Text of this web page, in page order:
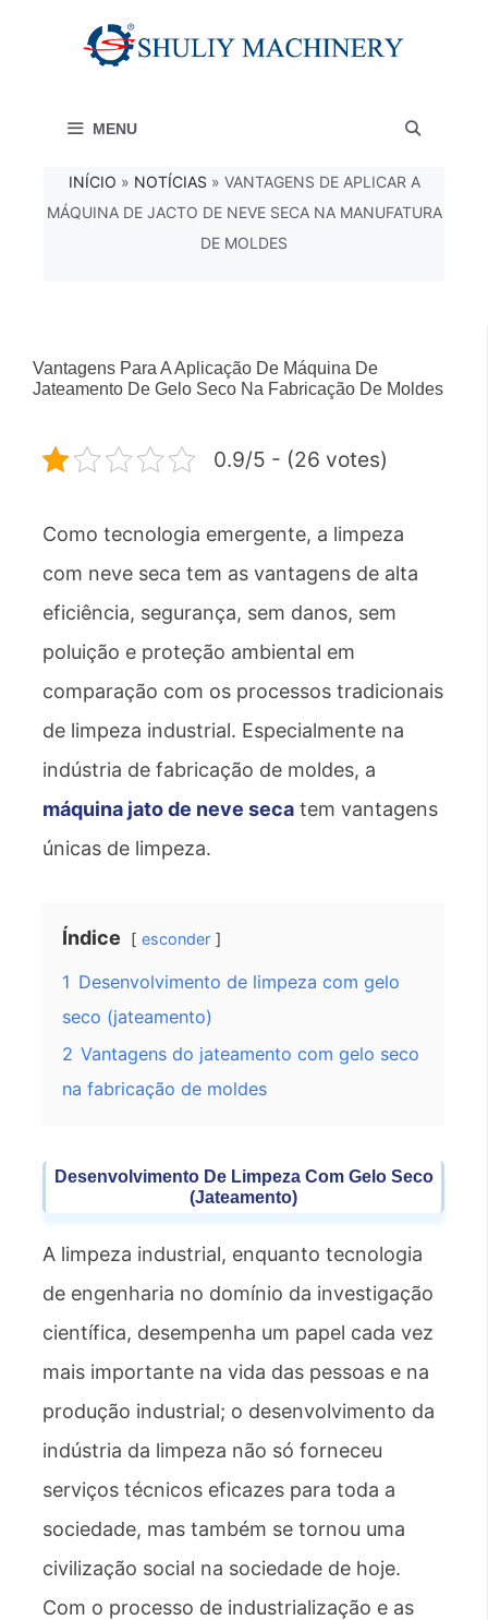
conteúdo MENU
INÍCIO » NOTÍCIAS » VANTAGENS DE APLICAR A
MÁQUINA DE JACTO DE NEVE SECA NA MANUFATURA
DE MOLDES
Vantagens Para A Aplicação De Máquina De
Jateamento De Gelo Seco Na Fabricação De Moldes
0.9/5 - (26 votes)
Como tecnologia emergente, a limpeza
com neve seca tem as vantagens de alta
eficiência, segurança, sem danos, sem
poluição e proteção ambiental em
comparação com os processos tradicionais
de limpeza industrial. Especialmente na
indústria de fabricação de moldes, a
máquina jato de neve seca tem vantagens
únicas de limpeza.
Índice esconder
1 Desenvolvimento de limpeza com gelo
seco (jateamento)
2 Vantagens do jateamento com gelo seco
na fabricação de moldes
Desenvolvimento De Limpeza Com Gelo Seco
(jateamento)
A limpeza industrial, enquanto tecnologia
de engenharia no domínio da investigação
científica, desempenha um papel cada vez
mais importante na vida das pessoas e na
produção industrial; o desenvolvimento da
indústria da limpeza não só forneceu
serviços técnicos eficazes para toda a
sociedade, mas também se tornou uma
civilização social na sociedade de hoje.
Com o processo de industrialização e as